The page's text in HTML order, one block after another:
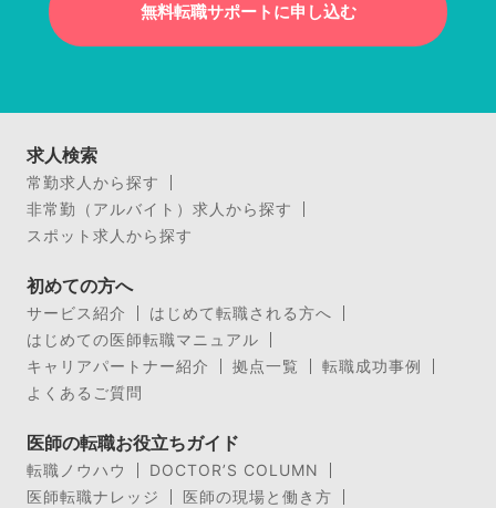
無料転職サポートに申し込む
求人検索
常勤求人から探す
非常勤（アルバイト）求人から探す
スポット求人から探す
初めての方へ
サービス紹介
はじめて転職される方へ
はじめての医師転職マニュアル
キャリアパートナー紹介
拠点一覧
転職成功事例
よくあるご質問
医師の転職お役立ちガイド
転職ノウハウ
DOCTOR’S COLUMN
医師転職ナレッジ
医師の現場と働き方